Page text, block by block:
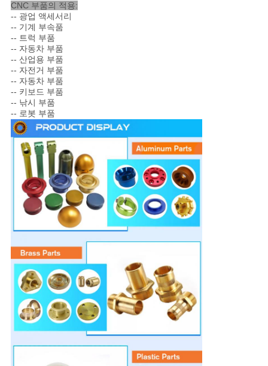
호
정
책
CNC 부품의 적용:
-- 광업 액세서리
-- 기계 부속품
-- 트럭 부품
-- 자동차 부품
-- 산업용 부품
-- 자전거 부품
-- 자동차 부품
-- 키보드 부품
-- 낚시 부품
-- 로봇 부품